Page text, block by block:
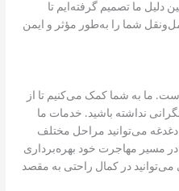
دلیل ما تصمیم گرفته‌ایم تا
شما را به‌طور مؤثر و ایمن
ما به شما کمک می‌کنیم تا از
نداشته باشید. خدمات ما
می‌توانید مراحل مختلف
مسیر مهاجرت خود بهره‌برداری
می‌توانید در کمال راحتی به مقصد